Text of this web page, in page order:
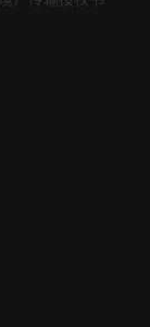
金作为避险资
债券和股票走
通胀和利率前
；过去三年，
上升15%，
但正如投资者
利回吐和波动
随着时间的推
经验显示，这
应注意汇率的波
公司或附属机构
的或与之相关的
责任。
的董事及/或员工
利益，并可能就
联公司或附属机
以推广或销售其
，该关联公司可
批，星展银行、
工亦可能为（或
其他银行或金融